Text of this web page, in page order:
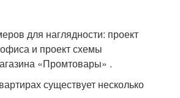
для наглядности: проект
и проект схемы
«Промтовары» .
существует несколько